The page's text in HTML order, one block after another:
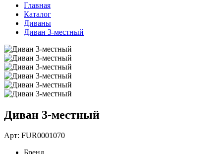
Главная
Каталог
Диваны
Диван 3-местный
Диван 3-местный
Арт: FUR0001070